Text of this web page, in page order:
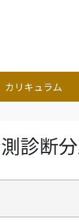
カリキュラム
診断分